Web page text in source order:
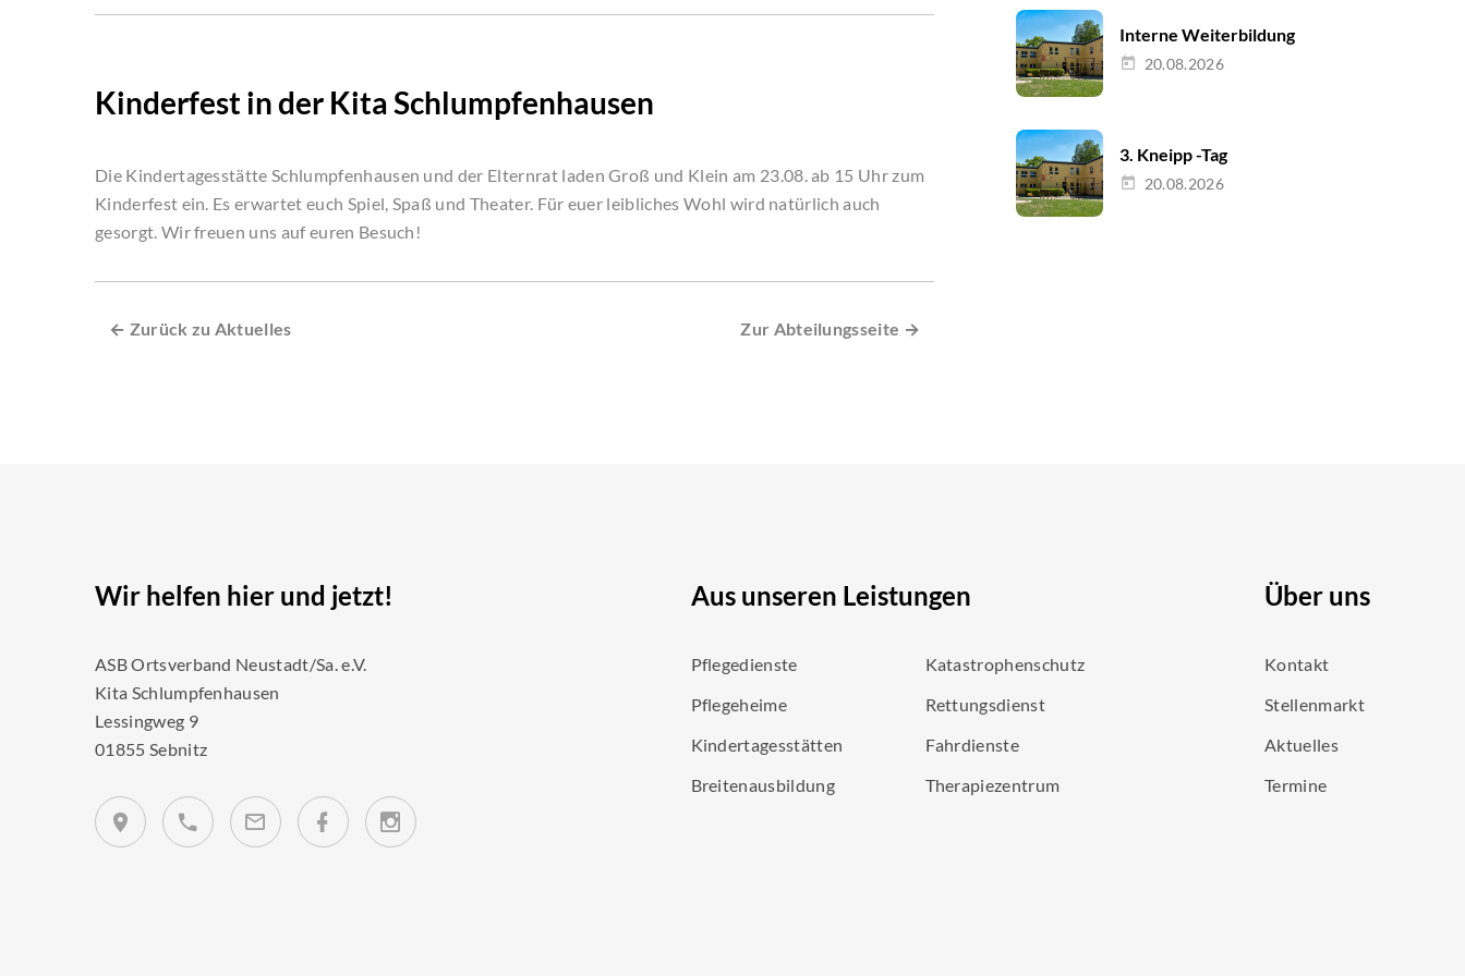
Interne Weiterbildung
20.08.2026
3. Kneipp -Tag
20.08.2026
Kinderfest in der Kita Schlumpfenhausen
Die Kindertagesstätte Schlumpfenhausen und der Elternrat laden Groß und Klein am 23.08. ab 15 Uhr zum
Kinderfest ein. Es erwartet euch Spiel, Spaß und Theater. Für euer leibliches Wohl wird natürlich auch
gesorgt. Wir freuen uns auf euren Besuch!
← Zurück zu Aktuelles Zur Abteilungsseite →
Wir helfen hier und jetzt!
ASB Ortsverband Neustadt/Sa. e.V.
Kita Schlumpfenhausen
Lessingweg 9
01855 Sebnitz
Aus unseren Leistungen
Pflegedienste
Pflegeheime
Kindertagesstätten
Breitenausbildung
Katastrophenschutz
Rettungsdienst
Fahrdienste
Therapiezentrum
Über uns
Kontakt
Stellenmarkt
Aktuelles
Termine